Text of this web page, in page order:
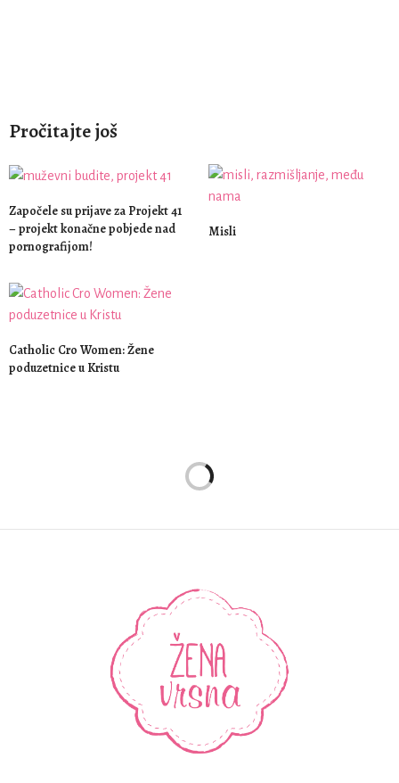
Pročitajte još
Započele su prijave za Projekt 41
– projekt konačne pobjede nad
pornografijom!
Misli
Catholic Cro Women: Žene
poduzetnice u Kristu